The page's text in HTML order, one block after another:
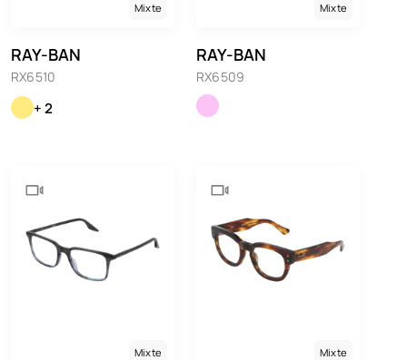
Mixte
RAY-BAN
RX6510
+ 2
Mixte
RAY-BAN
RX6509
Mixte Mixte